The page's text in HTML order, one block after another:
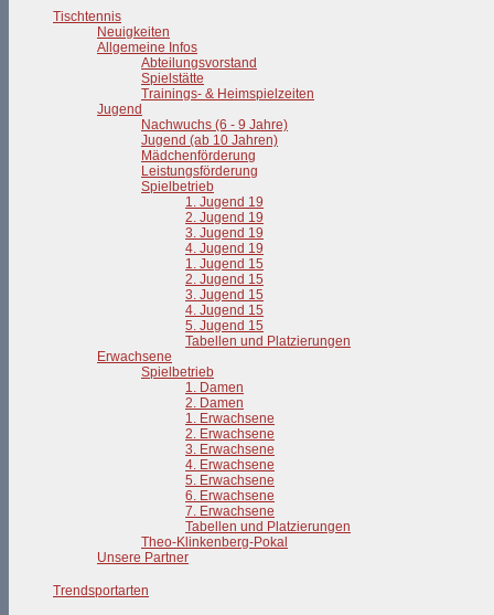
Tischtennis
Neuigkeiten
Allgemeine Infos
Abteilungsvorstand
Spielstätte
Trainings- & Heimspielzeiten
Jugend
Nachwuchs (6 - 9 Jahre)
Jugend (ab 10 Jahren)
Mädchenförderung
Leistungsförderung
Spielbetrieb
1. Jugend 19
2. Jugend 19
3. Jugend 19
4. Jugend 19
1. Jugend 15
2. Jugend 15
3. Jugend 15
4. Jugend 15
5. Jugend 15
Tabellen und Platzierungen
Erwachsene
Spielbetrieb
1. Damen
2. Damen
1. Erwachsene
2. Erwachsene
3. Erwachsene
4. Erwachsene
5. Erwachsene
6. Erwachsene
7. Erwachsene
Tabellen und Platzierungen
Theo-Klinkenberg-Pokal
Unsere Partner
Trendsportarten